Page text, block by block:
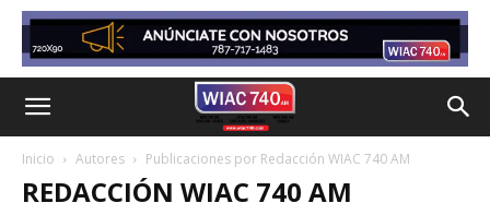
Inicio Autores Publicaciones por Redacción WIAC 740 AM
REDACCIÓN WIAC 740 AM